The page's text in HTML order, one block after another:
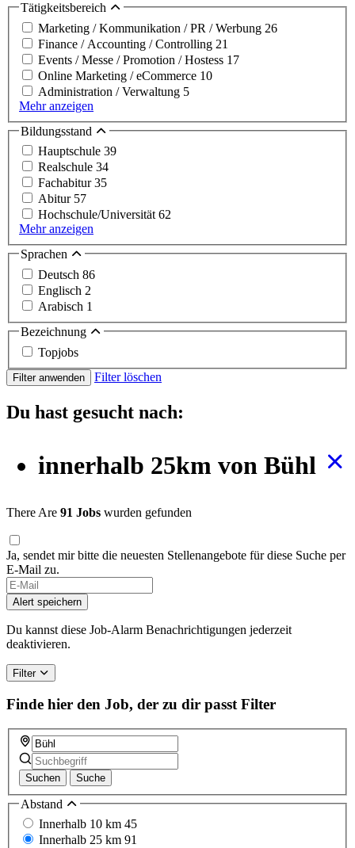
Tätigkeitsbereich
Marketing / Kommunikation / PR / Werbung 26
Finance / Accounting / Controlling 21
Events / Messe / Promotion / Hostess 17
Online Marketing / eCommerce 10
Administration / Verwaltung 5
Mehr anzeigen
Bildungsstand
Hauptschule 39
Realschule 34
Fachabitur35
Abitur 57
Hochschule/Universität62
Mehr anzeigen
Sprachen
Deutsch 86
Englisch 2
Arabisch 1
Bezeichnung
Topjobs
Filter anwenden Filter löschen
Du hast gesucht nach:
innerhalb 25km von Bühl
There Are 91 Jobs wurden gefunden
Ja, sendet mir bitte die neuesten Stellenangebote für diese Suche per
E-Mail zu.
Alert speichern
Du kannst diese Job-Alarm Benachrichtigungen jederzeit
deaktivieren.
Filter
Finde hier den Job, der zu dir passt Filter
Suchen Suche
Abstand
Innerhalb 10 km 45
Innerhalb 25 km 91